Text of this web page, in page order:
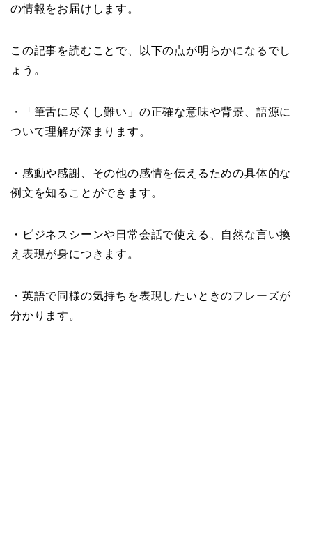
の情報をお届けします。
この記事を読むことで、以下の点が明らかになるでし
ょう。
・「筆舌に尽くし難い」の正確な意味や背景、語源に
ついて理解が深まります。
・感動や感謝、その他の感情を伝えるための具体的な
例文を知ることができます。
・ビジネスシーンや日常会話で使える、自然な言い換
え表現が身につきます。
・英語で同様の気持ちを表現したいときのフレーズが
分かります。